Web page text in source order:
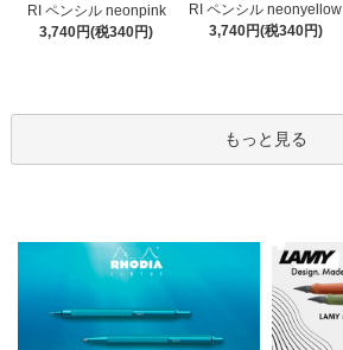
RI ペンシル neonpink
3,740円(税340円)
RI ペンシル neonyellow
3,740円(税340円)
もっと見る